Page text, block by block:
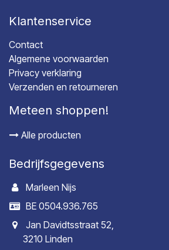
Klantenservice
Contact
Algemene voorwaarden
Privacy verklaring
Verzenden en retourneren
Meteen shoppen!
Alle producten
Bedrijfsgegevens
Marleen Nijs
BE 0504.936.765
Jan Davidtsstraat 52,
3210 Linden